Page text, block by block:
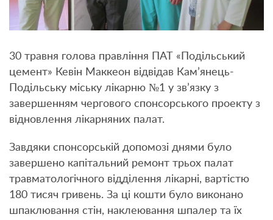
30 травня голова правління ПАТ «Подільський
цемент» Кевін Маккеон відвідав Кам’янець-
Подільську міську лікарню №1 у зв’язку з
завершенням чергового спонсорського проекту з
відновлення лікарняних палат.
Завдяки спонсорській допомозі днями було
завершено капітальний ремонт трьох палат
травматологічного відділення лікарні, вартістю
180 тисяч гривень. За ці кошти було виконано
шпаклювання стін, наклеювання шпалер та їх